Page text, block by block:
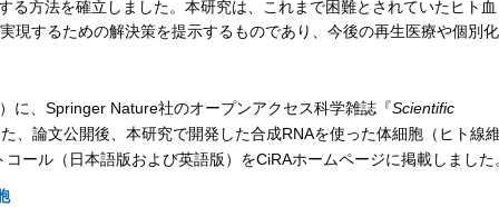
る方法を確立しました。本研究は、これまで困難とされていたヒト血
現するための解決策を提示するものであり、今後の再生医療や個別化
、Springer Nature社のオープンアクセス科学雑誌『Scientific
、論文公開後、本研究で開発した合成RNAを使った体細胞（ヒト線
ール（日本語版および英語版）をCiRAホームページに掲載しました